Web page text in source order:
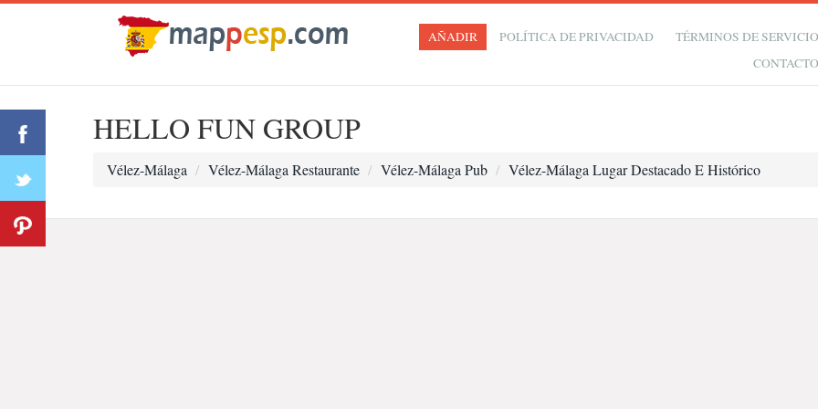
AÑADIR POLÍTICA DE PRIVACIDAD
TÉRMINOS DE
HELLO FUN GROUP
Vélez-Málaga Vélez-Málaga Restaurante Vélez-Málaga Pub Vélez-Málaga Lugar Destacado E Histórico